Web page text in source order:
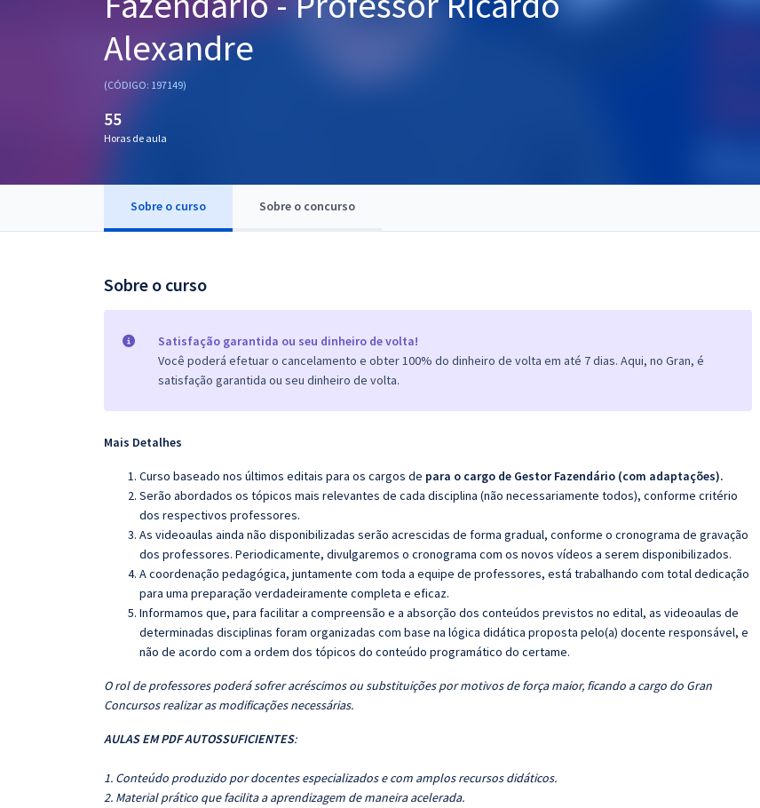
Questões grátis
Alexandre
(CÓDIGO: 197149)
55
Horas de aula
Sobre o curso Sobre o concurso
Sobre o curso
Satisfação garantida ou seu dinheiro de volta!
Você poderá efetuar o cancelamento e obter 100% do dinheiro de volta em até 7 dias. Aqui, no Gran, é
satisfação garantida ou seu dinheiro de volta.
Mais Detalhes
Curso baseado nos últimos editais para os cargos de para o cargo de Gestor Fazendário (com adaptações).
Serão abordados os tópicos mais relevantes de cada disciplina (não necessariamente todos), conforme critério
dos respectivos professores.
As videoaulas ainda não disponibilizadas serão acrescidas de forma gradual, conforme o cronograma de gravação
dos professores. Periodicamente, divulgaremos o cronograma com os novos vídeos a serem disponibilizados.
A coordenação pedagógica, juntamente com toda a equipe de professores, está trabalhando com total dedicação
para uma preparação verdadeiramente completa e eficaz.
Informamos que, para facilitar a compreensão e a absorção dos conteúdos previstos no edital, as videoaulas de
determinadas disciplinas foram organizadas com base na lógica didática proposta pelo(a) docente responsável, e
não de acordo com a ordem dos tópicos do conteúdo programático do certame.
O rol de professores poderá sofrer acréscimos ou substituições por motivos de força maior, ficando a cargo do Gran
Concursos realizar as modificações necessárias.
AULAS EM PDF AUTOSSUFICIENTES:
1. Conteúdo produzido por docentes especializados e com amplos recursos didáticos.
2. Material prático que facilita a aprendizagem de maneira acelerada.